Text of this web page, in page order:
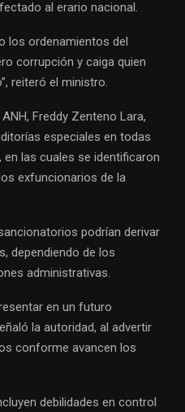
al erario nacional.
los ordenamientos del
corrupción y caiga quien
reiteró el ministro.
Freddy Zenteno Lara,
especiales en todas
las cuales se identificaron
exfuncionarios de la
podrían derivar
dependiendo de los
administrativas.
en un futuro
la autoridad, al advertir
conforme avancen los
debilidades en control